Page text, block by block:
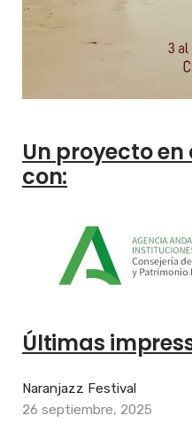
Un proyecto
con:
Últimas
Naranjazz Festival
26 septiembre, 2025